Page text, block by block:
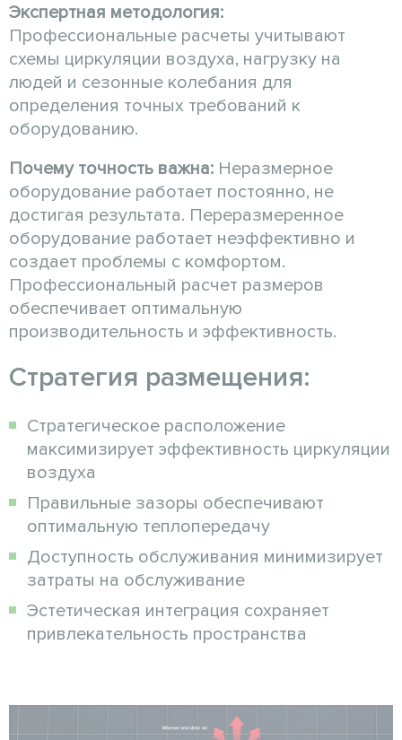
Экспертная методология:
Профессиональные расчеты учитывают
схемы циркуляции воздуха, нагрузку на
людей и сезонные колебания для
определения точных требований к
оборудованию.
Почему точность важна: Неразмерное
оборудование работает постоянно, не
достигая результата. Переразмеренное
оборудование работает неэффективно и
создает проблемы с комфортом.
Профессиональный расчет размеров
обеспечивает оптимальную
производительность и эффективность.
Стратегия размещения:
Стратегическое расположение
максимизирует эффективность циркуляции
воздуха
Правильные зазоры обеспечивают
оптимальную теплопередачу
Доступность обслуживания минимизирует
затраты на обслуживание
Эстетическая интеграция сохраняет
привлекательность пространства